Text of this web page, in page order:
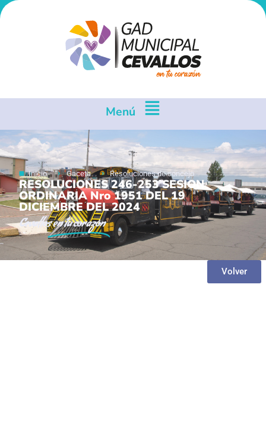
Menú
Inicio Gaceta Resoluciones de concejo
RESOLUCIONES 246-253 SESION
ORDINARIA Nro 1951 DEL 19
DICIEMBRE DEL 2024
Cevallosen tu corazón
Volver